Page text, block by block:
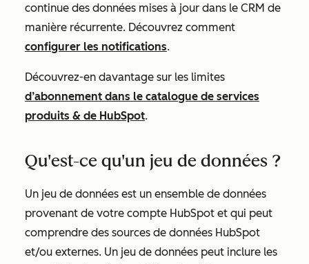
continue des données mises à jour dans le CRM de
manière récurrente. Découvrez comment
configurer les notifications.
Découvrez-en davantage sur les limites
d’abonnement dans le catalogue de services
produits & de HubSpot.
Qu'est-ce qu'un jeu de données ?
Un jeu de données est un ensemble de données
provenant de votre compte HubSpot et qui peut
comprendre des sources de données HubSpot
et/ou externes. Un jeu de données peut inclure les